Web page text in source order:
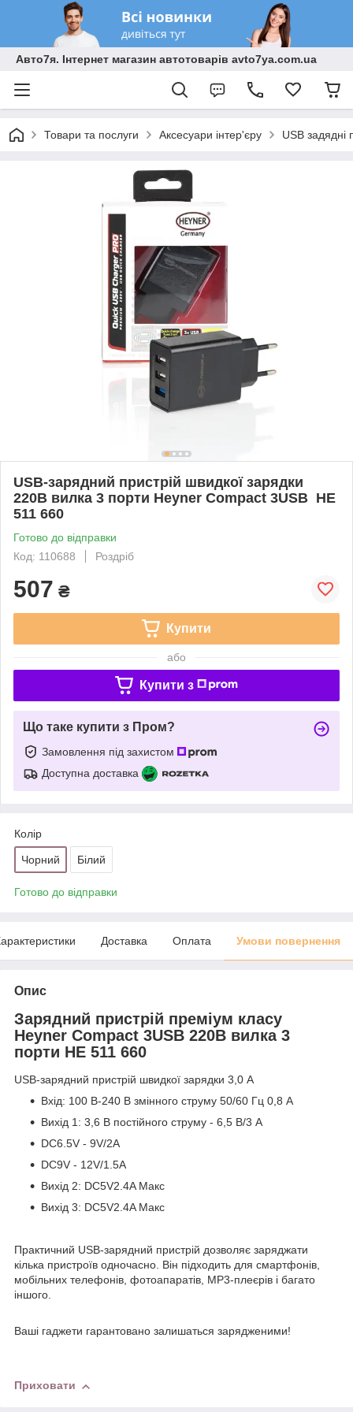
Авто7я. Інтернет магазин автотоварів avto7ya.com.ua
Товари та послуги Аксесуари інтер'єру USB задядні
USB-зарядний пристрій швидкої зарядки
220В вилка 3 порти Heyner Compact 3USB HE
511 660
Готово до відправки
Код: 110688
Роздріб
507 ₴
Купити
або
Купити з
Що таке купити з Пром?
Замовлення під захистом
Доступна доставка
Колір
Чорний Білий
Готово до відправки
Доставка Оплата Умови повернення
Опис
Зарядний пристрій преміум класу
Heyner Compact 3USB 220В вилка 3
порти HE 511 660
USB-зарядний пристрій швидкої зарядки 3,0 А
Вхід: 100 В-240 В змінного струму 50/60 Гц 0,8 А
Вихід 1: 3,6 В постійного струму - 6,5 В/3 А
DC6.5V - 9V/2A
DC9V - 12V/1.5A
Вихід 2: DC5V2.4A Макс
Вихід 3: DC5V2.4A Макс
Практичний USB-зарядний пристрій дозволяє заряджати
кілька пристроїв одночасно. Він підходить для смартфонів,
мобільних телефонів, фотоапаратів, MP3-плеєрів і багато
іншого.
Ваші гаджети гарантовано залишаться зарядженими!
Приховати